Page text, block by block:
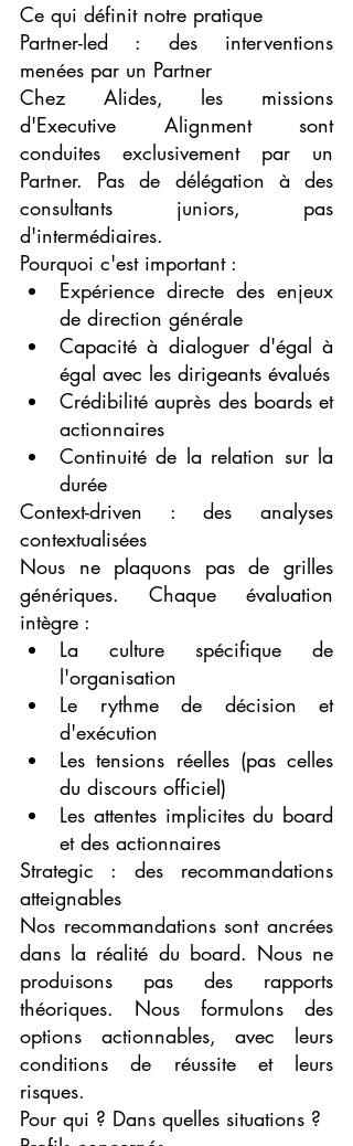
Ce qui définit notre pratique
Partner-led : des interventions
menées par un Partner
Chez Alides, les missions
d'Executive Alignment sont
conduites exclusivement par un
Partner. Pas de délégation à des
consultants juniors, pas
d'intermédiaires.
Pourquoi c'est important :
Expérience directe des enjeux
de direction générale
Capacité à dialoguer d'égal à
égal avec les dirigeants évalués
Crédibilité auprès des boards et
actionnaires
Continuité de la relation sur la
durée
Context-driven : des analyses
contextualisées
Nous ne plaquons pas de grilles
génériques. Chaque évaluation
intègre :
La culture spécifique de
l'organisation
Le rythme de décision et
d'exécution
Les tensions réelles (pas celles
du discours officiel)
Les attentes implicites du board
et des actionnaires
Strategic : des recommandations
atteignables
Nos recommandations sont ancrées
dans la réalité du board. Nous ne
produisons pas des rapports
théoriques. Nous formulons des
options actionnables, avec leurs
conditions de réussite et leurs
risques.
Pour qui ? Dans quelles situations ?